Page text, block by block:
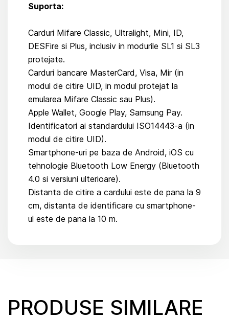
Suporta:
Carduri Mifare Classic, Ultralight, Mini, ID,
DESFire si Plus, inclusiv in modurile SL1 si SL3
protejate.
Carduri bancare MasterCard, Visa, Mir (in
modul de citire UID, in modul protejat la
emularea Mifare Classic sau Plus).
Apple Wallet, Google Play, Samsung Pay.
Identificatori ai standardului ISO14443-a (in
modul de citire UID).
Smartphone-uri pe baza de Android, iOS cu
tehnologie Bluetooth Low Energy (Bluetooth
4.0 si versiuni ulterioare).
Distanta de citire a cardului este de pana la 9
cm, distanta de identificare cu smartphone-
ul este de pana la 10 m.
PRODUSE SIMILARE